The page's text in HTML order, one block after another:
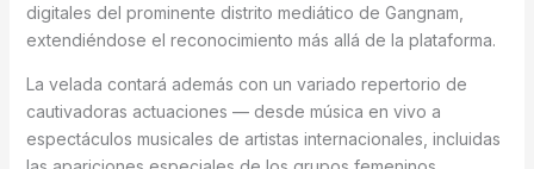
digitales del prominente distrito mediático de Gangnam,
extendiéndose el reconocimiento más allá de la plataforma.
La velada contará además con un variado repertorio de
cautivadoras actuaciones — desde música en vivo a
espectáculos musicales de artistas internacionales, incluidas